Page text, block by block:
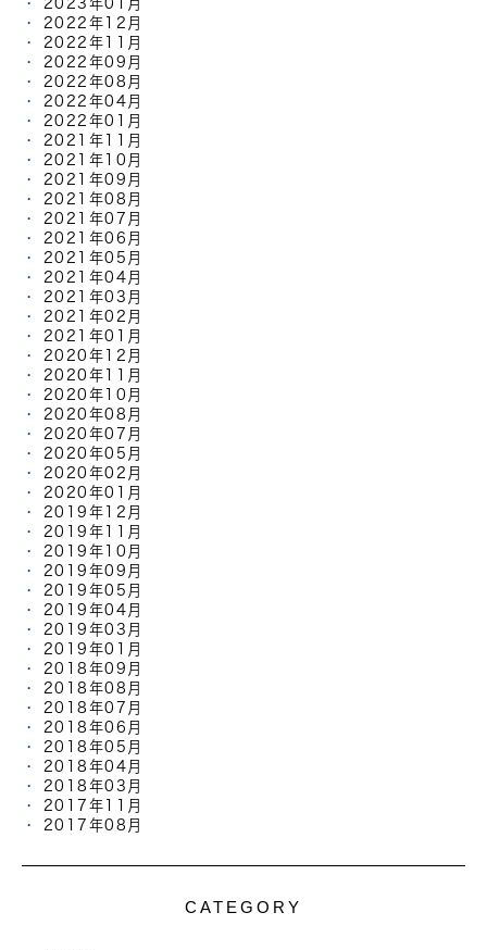
2023年01月
2022年12月
2022年11月
2022年09月
2022年08月
2022年04月
2022年01月
2021年11月
2021年10月
2021年09月
2021年08月
2021年07月
2021年06月
2021年05月
2021年04月
2021年03月
2021年02月
2021年01月
2020年12月
2020年11月
2020年10月
2020年08月
2020年07月
2020年05月
2020年02月
2020年01月
2019年12月
2019年11月
2019年10月
2019年09月
2019年05月
2019年04月
2019年03月
2019年01月
2018年09月
2018年08月
2018年07月
2018年06月
2018年05月
2018年04月
2018年03月
2017年11月
2017年08月
CATEGORY